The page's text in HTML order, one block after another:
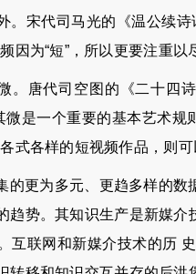
。宋代司马光的《温公续
因为“短”，所以更要注重
。唐代司空图的《二十四
微是一个重要的基本艺术规
式各样的短视频作品，则
的更为多元、更趋多样的
趋势。其知识生产是新媒
互联网和新媒介技术的历